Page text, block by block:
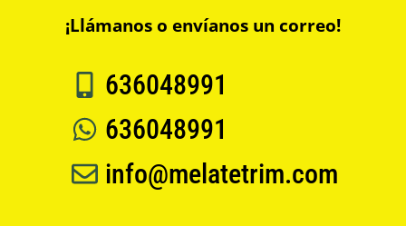
¡Llámanos o envíanos un correo!
636048991
636048991
info@melatetrim.com